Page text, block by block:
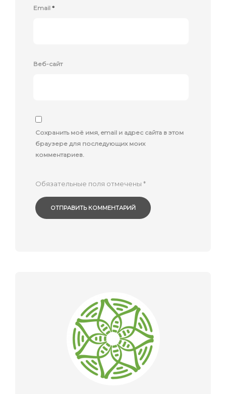
Email *
Веб-сайт
Сохранить моё имя, email и адрес сайта в этом
браузере для последующих моих
комментариев.
Обязательные поля отмечены *